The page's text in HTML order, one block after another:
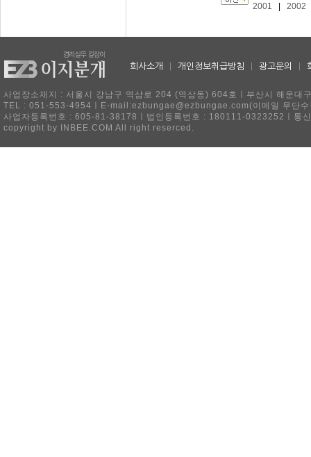
2001 2002
회사소개 개인정보취급방침 광고문의
사업장소재지 : 서울시 강남구 역삼로 204 (역삼동) 604호ㅣ부산시 해운
TEL : 051-553-4954ㅣE-mail:ezbungae@ezbungae.com(이메일 무단수
사업자등록번호 : 605-81-38178ㅣ법인등록번호 : 180111-0323252ㅣ통
copyright by INBEE.COM All right reserced.